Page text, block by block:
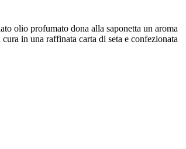
olio profumato dona alla saponetta un aroma
in una raffinata carta di seta e confezionata